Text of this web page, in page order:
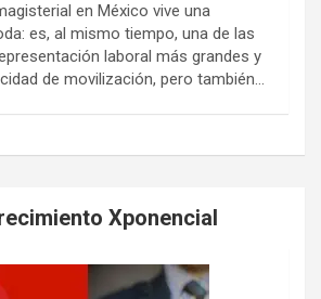
en México vive una
es, al mismo tiempo, una de las
laboral más grandes y
de movilización, pero también...
Xponencial